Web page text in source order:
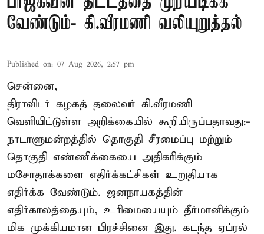
வேண்டும்- கி.வீரமணி வலியுறுத்தல்
Published on: 07 Aug 2026, 2:57 pm
சென்னை,
திராவிடர் கழகத் தலைவர் கி.வீரமணி
வெளியிட்டுள்ள அறிக்கையில் கூறியிருப்பதாவது:-
நாடாளுமன்றத்தில் தொகுதி சீரமைப்பு மற்றும்
தொகுதி எண்ணிக்கையை அதிகரிக்கும்
மசோதாக்களை எதிர்க்கட்சிகள் உறுதியாக
எதிர்க்க வேண்டும். ஜனநாயகத்தின்
எதிர்காலத்தையும், உரிமையையும் தீர்மானிக்கும்
மிக முக்கியமான பிரச்சினை இது. கடந்த ஏப்ரல்